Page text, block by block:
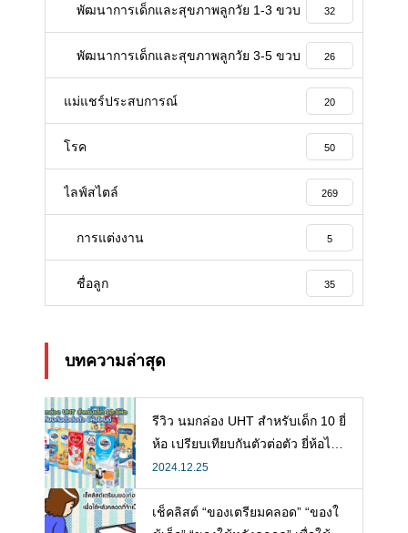
พัฒนาการเด็กและสุขภาพลูกวัย 1-3 ขวบ 32
พัฒนาการเด็กและสุขภาพลูกวัย 3-5 ขวบ 26
แม่แชร์ประสบการณ์ 20
โรค 50
ไลฟ์สไตล์ 269
การแต่งงาน 5
ชื่อลูก 35
บทความล่าสุด
รีวิว นมกล่อง UHT สำหรับเด็ก 10 ยี่
ห้อ เปรียบเทียบกันตัวต่อตัว ยี่ห้อไห
นดี พร้อมแนะวิธีการเลือกนมกล่องใ
ห้ลูก
2024.12.25
เช็คลิสต์ “ของเตรียมคลอด” “ของใ